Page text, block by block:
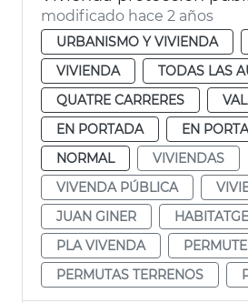
modificado hace 2 años
URBANISMO Y VIVIENDA
VIVIENDA
TODAS LAS
QUATRE CARRERES
EN PORTADA
EN
NORMAL
VIVIENDAS
VIVENDA PÚBLICA
JUAN GINER
PLA VIVENDA
PERMUTAS TERRENOS